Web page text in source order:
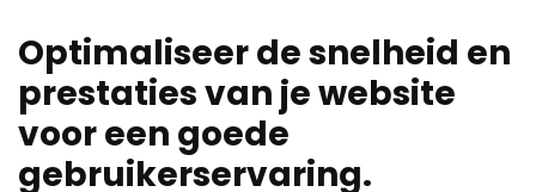
Optimaliseer de snelheid en
prestaties van je website
voor een goede
gebruikerservaring.